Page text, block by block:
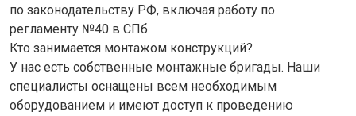
по законодательству РФ, включая работу по
регламенту №40 в СПб.
Кто занимается монтажом конструкций?
У нас есть собственные монтажные бригады. Наши
специалисты оснащены всем необходимым
оборудованием и имеют доступ к проведению